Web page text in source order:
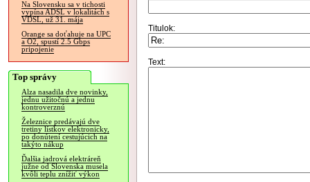
Na Slovensku sa v tichosti
vypína ADSL v lokalitách s
VDSL, už 31. mája
Orange sa doťahuje na UPC
a O2, spustí 2.5 Gbps
pripojenie
Top správy
Alza nasadila dve novinky,
jednu užitočnú a jednu
kontroverznú
Železnice predávajú dve
tretiny lístkov elektronicky,
po donútení cestujúcich na
takýto nákup
Ďalšia jadrová elektráreň
južne od Slovenska musela
kvôli teplu znížiť výkon
Titulok:
Text: